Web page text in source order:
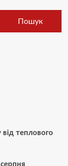
Пошук
теплового